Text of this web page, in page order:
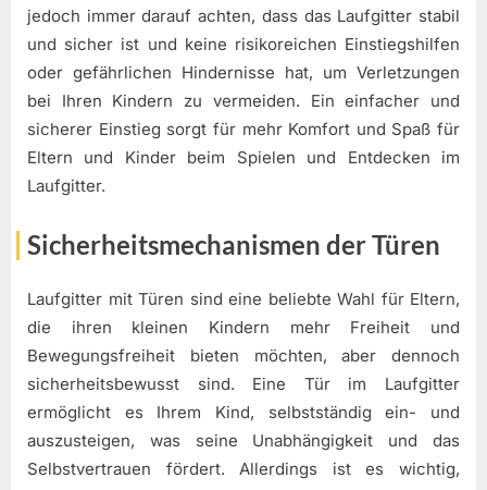
jedoch immer darauf achten, dass das Laufgitter stabil
und sicher ist und keine risikoreichen Einstiegshilfen
oder gefährlichen Hindernisse hat, um Verletzungen
bei Ihren Kindern zu vermeiden. Ein einfacher und
sicherer Einstieg sorgt für mehr Komfort und Spaß für
Eltern und Kinder beim Spielen und Entdecken im
Laufgitter.
Sicherheitsmechanismen der Türen
Laufgitter mit Türen sind eine beliebte Wahl für Eltern,
die ihren kleinen Kindern mehr Freiheit und
Bewegungsfreiheit bieten möchten, aber dennoch
sicherheitsbewusst sind. Eine Tür im Laufgitter
ermöglicht es Ihrem Kind, selbstständig ein- und
auszusteigen, was seine Unabhängigkeit und das
Selbstvertrauen fördert. Allerdings ist es wichtig,